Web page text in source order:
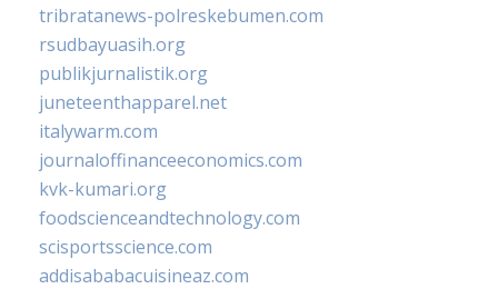
tribratanews-polreskebumen.com
rsudbayuasih.org
publikjurnalistik.org
juneteenthapparel.net
italywarm.com
journaloffinanceeconomics.com
kvk-kumari.org
foodscienceandtechnology.com
scisportsscience.com
addisababacuisineaz.com